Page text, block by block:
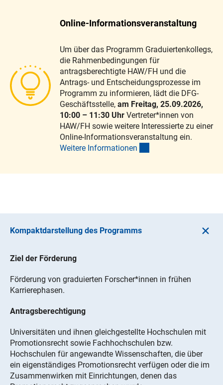
Online-Informationsveranstaltung
Um über das Programm Graduiertenkollegs,
die Rahmenbedingungen für
antragsberechtigte HAW/FH und die
Antrags- und Entscheidungsprozesse im
Programm zu informieren, lädt die DFG-
Geschäftsstelle, am Freitag, 25.09.2026,
10:00 – 11:30 Uhr Vertreter*innen von
HAW/FH sowie weitere Interessierte zu einer
Online-Informationsveranstaltung ein.
Weitere Informationen
Kompaktdarstellung des Programms
Ziel der Förderung
Förderung von graduierten Forscher*innen in frühen
Karrierephasen.
Antragsberechtigung
Universitäten und ihnen gleichgestellte Hochschulen mit
Promotionsrecht sowie Fachhochschulen bzw.
Hochschulen für angewandte Wissenschaften, die über
ein eigenständiges Promotionsrecht verfügen oder die im
Zusammenwirken mit Einrichtungen, denen das